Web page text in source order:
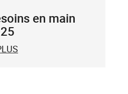
en main